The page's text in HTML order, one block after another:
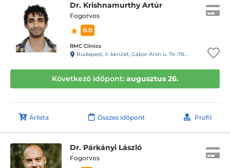
Dr. Krishnamurthy Artúr
Fogorvos
0.0
RMC Clinics
Budapest, II. kerület, Gábor Áron u. 74–78. III. emelet
Következő időpont: augusztus 26.
Árlista Összes időpont Profil
Dr. Párkányi László
Fogorvos